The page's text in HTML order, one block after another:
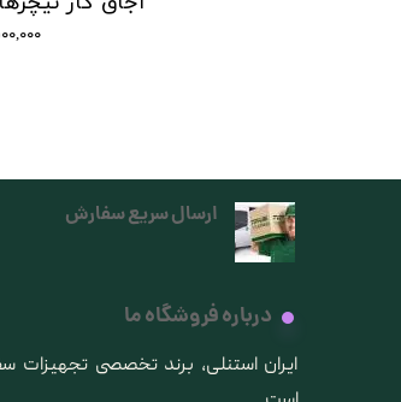
ارسال سریع سفارش
درباره فروشگاه ما
​ایران استنلی، برند تخصصی